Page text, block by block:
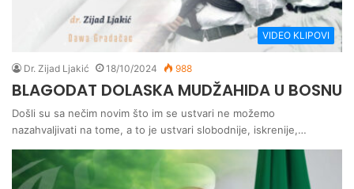
VIDEO KLIPOVI
Dr. Zijad Ljakić 18/10/2024 988
BLAGODAT DOLASKA MUDŽAHIDA U BOSNU
Došli su sa nečim novim što im se ustvari ne možemo
nazahvaljivati na tome, a to je ustvari slobodnije, iskrenije,…